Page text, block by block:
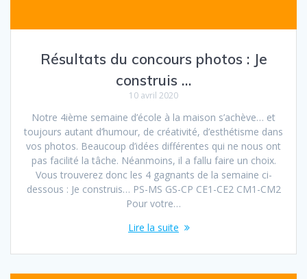
Résultats du concours photos : Je
construis …
10 avril 2020
Notre 4ième semaine d’école à la maison s’achève… et
toujours autant d’humour, de créativité, d’esthétisme dans
vos photos. Beaucoup d’idées différentes qui ne nous ont
pas facilité la tâche. Néanmoins, il a fallu faire un choix.
Vous trouverez donc les 4 gagnants de la semaine ci-
dessous : Je construis… PS-MS GS-CP CE1-CE2 CM1-CM2
Pour votre…
Lire la suite